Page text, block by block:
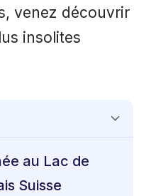
venez découvrir
insolites
au Lac de
Suisse